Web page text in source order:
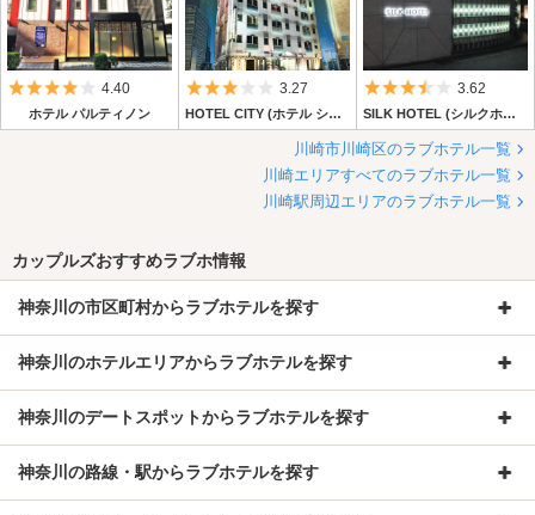
5つ星のうち4
4.40
ホテル パルティノン
5つ星のうち3
3.27
HOTEL CITY (ホテル シティー)
5つ星のうち
3.62
SILK HOTEL (シルクホテル)
川崎市川崎区のラブホテル一覧
川崎エリアすべてのラブホテル一覧
川崎駅周辺エリアのラブホテル一覧
カップルズおすすめラブホ情報
神奈川の市区町村からラブホテルを探す
神奈川のホテルエリアからラブホテルを探す
神奈川のデートスポットからラブホテルを探す
神奈川の路線・駅からラブホテルを探す